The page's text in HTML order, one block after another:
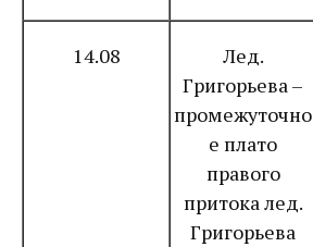
14.08
Лед.
Григорьева –
промежуточно
е плато
правого
притока лед.
Григорьева